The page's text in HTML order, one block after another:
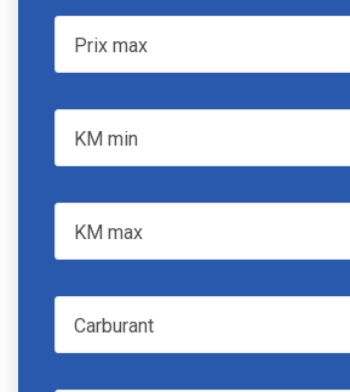
Prix maxPrix max
KM min
KM max
CarburantCarburant